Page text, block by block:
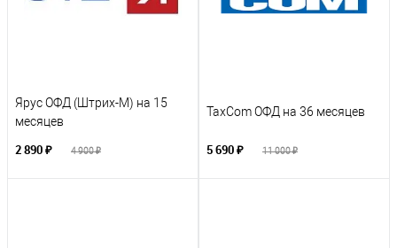
Ярус ОФД (Штрих-М) на 15
месяцев
2 890 ₽ 4 900 ₽
TaxCom ОФД на 36 месяцев
5 690 ₽ 11 000 ₽